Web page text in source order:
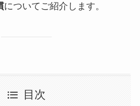
についてご紹介します。
目次